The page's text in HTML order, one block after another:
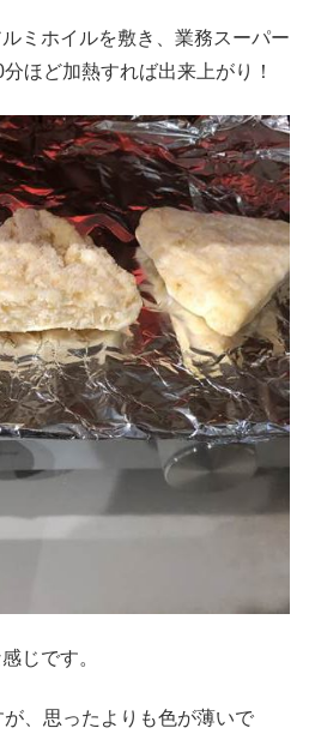
ミホイルを敷き、業務スーパー
ほど加熱すれば出来上がり！
じです。
、思ったよりも色が薄いで